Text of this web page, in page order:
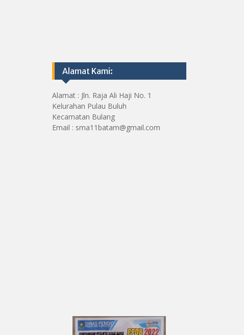
Alamat Kami:
Alamat : Jln. Raja Ali Haji No. 1
Kelurahan Pulau Buluh
Kecamatan Bulang
Email : sma11batam@gmail.com